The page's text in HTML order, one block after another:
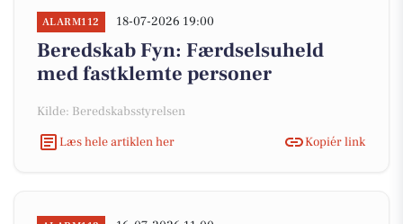
ALARM112 18-07-2026 19:00
Beredskab Fyn: Færdselsuheld
med fastklemte personer
Kilde: Beredskabsstyrelsen
Læs hele artiklen her
Kopiér link